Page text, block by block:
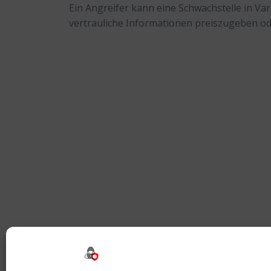
Ein Angreifer kann eine Schwachstelle in
vertrauliche Informationen preiszugeben